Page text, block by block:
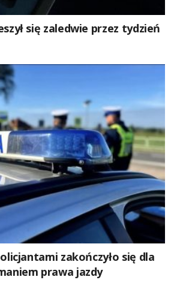
się zaledwie przez tydzień
zakończyło się dla
prawa jazdy